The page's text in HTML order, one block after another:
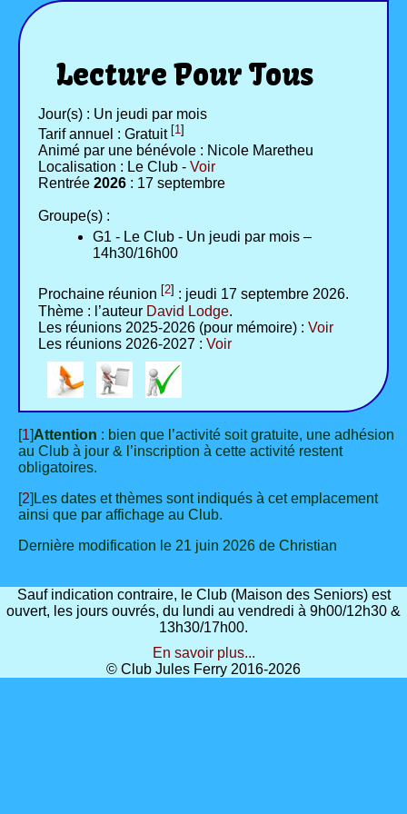
Lecture Pour Tous
Jour(s) : Un jeudi par mois
Tarif annuel : Gratuit [1]
Animé par une bénévole : Nicole Maretheu
Localisation : Le Club - Voir
Rentrée 2026 : 17 septembre
Groupe(s) :
G1 - Le Club - Un jeudi par mois –
14h30/16h00
Prochaine réunion [2] : jeudi 17 septembre 2026.
Thème : l’auteur David Lodge.
Les réunions 2025-2026 (pour mémoire) : Voir
Les réunions 2026-2027 : Voir
[1]Attention : bien que l’activité soit gratuite, une adhésion
au Club à jour & l’inscription à cette activité restent
obligatoires.
[2]Les dates et thèmes sont indiqués à cet emplacement
ainsi que par affichage au Club.
Dernière modification le 21 juin 2026 de Christian
Sauf indication contraire, le Club (Maison des Seniors) est
ouvert, les jours ouvrés, du lundi au vendredi à 9h00/12h30 &
13h30/17h00.
En savoir plus...
© Club Jules Ferry 2016-2026